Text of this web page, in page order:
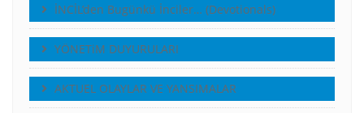
İNCİL’den Bugünkü İnciler… (Devotionals)
YÖNETiM DUYURULARI
AKTUEL OLAYLAR VE YANSIMALAR